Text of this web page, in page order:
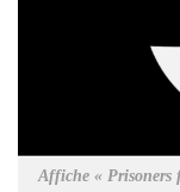
Affiche « Prisoners